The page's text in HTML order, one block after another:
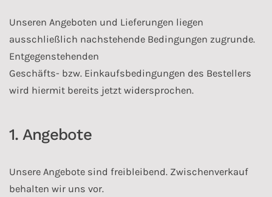
Unseren Angeboten und Lieferungen liegen
ausschließlich nachstehende Bedingungen zugrunde.
Entgegenstehenden
Geschäfts- bzw. Einkaufsbedingungen des Bestellers
wird hiermit bereits jetzt widersprochen.
1. Angebote
Unsere Angebote sind freibleibend. Zwischenverkauf
behalten wir uns vor.